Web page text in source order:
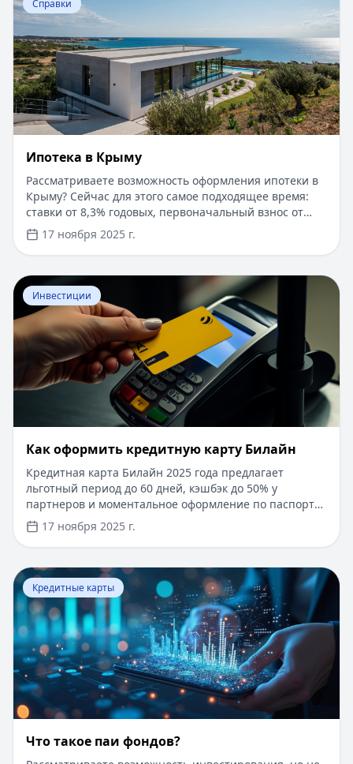
Справки
Ипотека в Крыму
Рассматриваете возможность оформления ипотеки в
Крыму? Сейчас для этого самое подходящее время:
ставки от 8,3% годовых, первоначальный взнос от
15%, срок рассмотрения заявки — от 1 дня. Доступны
программы господдержки с пониженной ставкой от
6%. Одобрение без подтверждения дохода справкой
2-НДФЛ, достаточно выписки по счету. Срок
кредитования — до 30 лет.
17 ноября 2025 г.
Перейти к статье: ​Как оформить кредитную карту
Инвестиции
​Как оформить кредитную карту Билайн
Кредитная карта Билайн 2025 года предлагает
льготный период до 60 дней, кэшбэк до 50% у
партнеров и моментальное оформление по паспорту.
Заемные средства до 300 000 рублей доступны без
подтверждения дохода. Узнайте, как получить карту с
выгодными условиями и управлять финансами
эффективно. Для сравнения кредитных продуктов и
выбора оптимального решения воспользуйтесь
сервисом Кредитный Зай, где собраны актуальные
предложения от ведущих банков
17 ноября 2025 г.
Перейти к статье:Что такое паи фондов?
Кредитные карты
Что такое паи фондов?